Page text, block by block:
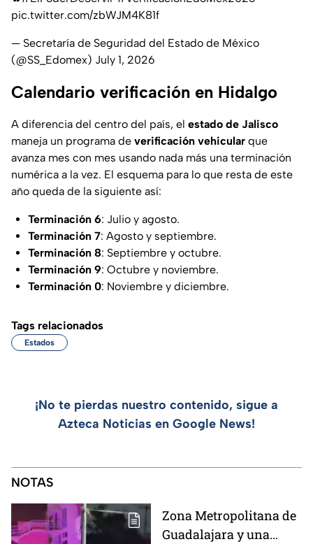
pic.twitter.com/zbWJM4K81f
— Secretaría de Seguridad del Estado de México
(@SS_Edomex) July 1, 2026
Calendario verificación en Hidalgo
A diferencia del centro del país, el estado de Jalisco
maneja un programa de verificación vehicular que
avanza mes con mes usando nada más una terminación
numérica a la vez. El esquema para lo que resta de este
año queda de la siguiente así:
Terminación 6: Julio y agosto.
Terminación 7: Agosto y septiembre.
Terminación 8: Septiembre y octubre.
Terminación 9: Octubre y noviembre.
Terminación 0: Noviembre y diciembre.
Tags relacionados
Estados
¡No te pierdas nuestro contenido, sigue a
Azteca Noticias en Google News!
NOTAS
Zona Metropolitana de
Guadalajara y una